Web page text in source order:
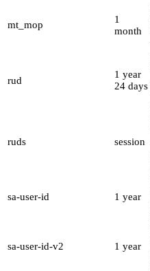
mt_mop
1
month
rud
1 year
24 days
ruds session
sa-user-id 1 year
sa-user-id-v2 1 year